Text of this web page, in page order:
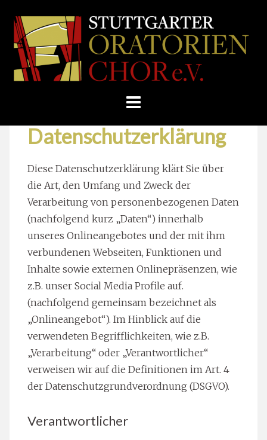
Skip
E.V.
Home Datenschutzerklärung
Datenschutzerklärung
Diese Datenschutzerklärung klärt Sie über
die Art, den Umfang und Zweck der
Verarbeitung von personenbezogenen Daten
(nachfolgend kurz „Daten“) innerhalb
unseres Onlineangebotes und der mit ihm
verbundenen Webseiten, Funktionen und
Inhalte sowie externen Onlinepräsenzen, wie
z.B. unser Social Media Profile auf.
(nachfolgend gemeinsam bezeichnet als
„Onlineangebot“). Im Hinblick auf die
verwendeten Begrifflichkeiten, wie z.B.
„Verarbeitung“ oder „Verantwortlicher“
verweisen wir auf die Definitionen im Art. 4
der Datenschutzgrundverordnung (DSGVO).
Verantwortlicher